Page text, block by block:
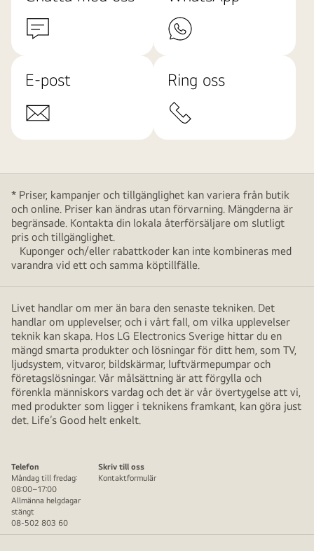
E-post Ring oss
* Priser, kampanjer och tillgänglighet kan variera från butik
och online. Priser kan ändras utan förvarning. Mängderna är
begränsade. Kontakta din lokala återförsäljare om slutligt
pris och tillgänglighet.
Kuponger och/eller rabattkoder kan inte kombineras med
varandra vid ett och samma köptillfälle.
Livet handlar om mer än bara den senaste tekniken. Det
handlar om upplevelser, och i vårt fall, om vilka upplevelser
teknik kan skapa. Hos LG Electronics Sverige hittar du en
mängd smarta produkter och lösningar för ditt hem, som TV,
ljudsystem, vitvaror, bildskärmar, luftvärmepumpar och
företagslösningar. Vår målsättning är att förgylla och
förenkla människors vardag och det är vår övertygelse att vi,
med produkter som ligger i teknikens framkant, kan göra just
det. Life’s Good helt enkelt.
Telefon
Måndag till fredag:
08:00–17:00
Allmänna helgdagar
stängt
08-502 803 60
Skriv till oss
Kontaktformulär